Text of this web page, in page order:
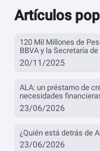
Artículos
120 Mil Millones de
BBVA y la Secretaría
Financiamiento
20/11/2025
ALA: un préstamo de
necesidades
23/06/2026
¿Quién está detrás de
23/06/2026